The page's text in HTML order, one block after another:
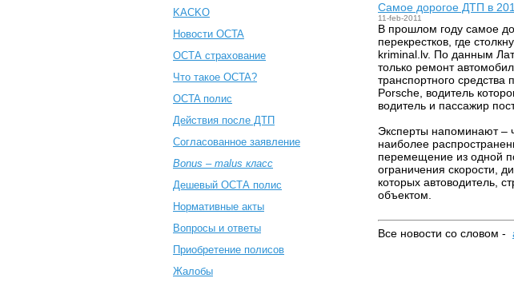
KACKO
Новости OCTA
ОСТА страхование
Что такое OCTA?
ОСTA полис
Действия после ДТП
Согласованное заявление
Bonus – malus класс
Дешевый ОСТА полис
Нормативные акты
Вопросы и ответы
Приобретение полисов
Жалобы
Самое дорогое ДТП в
11-feb-2011
В прошлом году самое
перекрестков, где
kriminal.lv. По данным
только ремонт
транспортного средства
Porsche, водитель
водитель и пассажир
Эксперты напоминают –
наиболее
перемещение из одной
ограничения скорости,
которых автоводитель,
объектом.
Все новости со словом -